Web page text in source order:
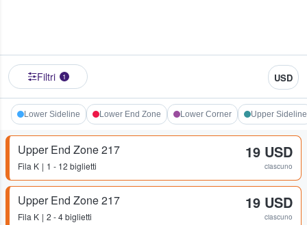
Filtri 1 USD
Lower Sideline Lower End Zone Lower Corner Upper Sideline
Upper End Zone 217
Fila K 1 - 12 biglietti
19 USD
ciascuno
Upper End Zone 217
Fila K 2 - 4 biglietti
19 USD
ciascuno